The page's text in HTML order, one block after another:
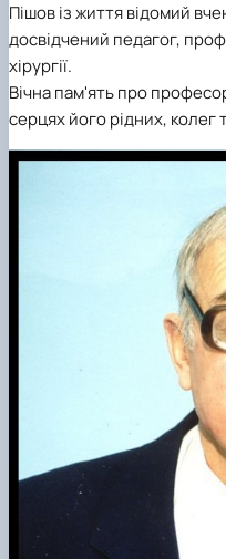
Пішов із життя відомий
досвідчений педагог,
хірургії.
Вічна пам'ять про
серцях його рідних, колег